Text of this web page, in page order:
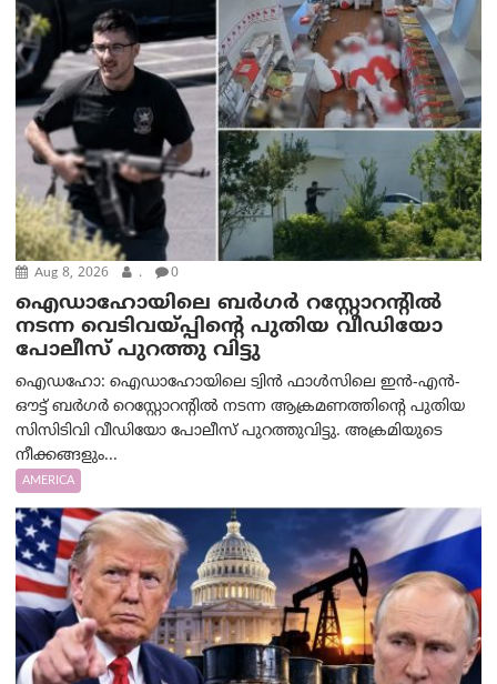
Aug 8, 2026 . 0
ഐഡാഹോയിലെ ബർഗർ റസ്റ്റോറന്റിൽ
നടന്ന വെടിവയ്പ്പിന്റെ പുതിയ വീഡിയോ
പോലീസ് പുറത്തു വിട്ടു
ഐഡഹോ: ഐഡാഹോയിലെ ട്വിൻ ഫാൾസിലെ ഇൻ-എൻ-
ഔട്ട് ബർഗർ റെസ്റ്റോറന്റിൽ നടന്ന ആക്രമണത്തിന്റെ പുതിയ
സിസിടിവി വീഡിയോ പോലീസ് പുറത്തുവിട്ടു. അക്രമിയുടെ
നീക്കങ്ങളും...
AMERICA